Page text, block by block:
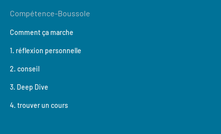
Compétence-Boussole
Comment ça marche
1. réflexion personnelle
2. conseil
3. Deep Dive
4. trouver un cours